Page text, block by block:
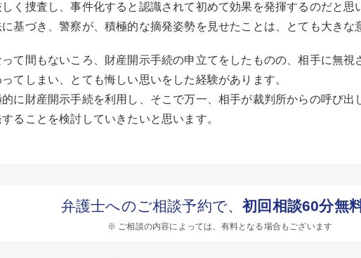
く捜査し、事件化すると認識されて初めて効果を発揮するのだと思
基づき、警察が、積極的な摘発姿勢を見せたことは、とても大きな
て間もないころ、財産開示手続の申立てをしたものの、相手に無視
てしまい、とても悔しい思いをした経験があります。
に財産開示手続を利用し、そこで万一、相手が裁判所からの呼び
ることを検討していきたいと思います。
弁護士へのご相談予約で、初回相談60分無
※ ご相談の内容によっては、有料となる場合もございます